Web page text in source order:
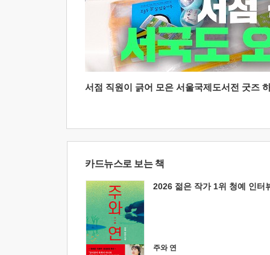
서점 직원이 긁어 모은 서울국제도서전 굿즈
카드뉴스로 보는 책
2026 젊은 작가 1위 청예 인터
주와 연